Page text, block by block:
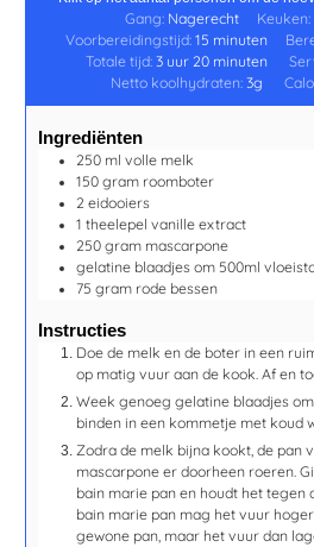
Gang: Nagerecht Keuken:
Voorbereidingstijd: 15 minuten
Totale tijd: 3 uur 20 minuten
Netto koolhydraten: 3g
Ingrediënten
250 ml volle melk
150 gram roomboter
2 eidooiers
1 theelepel vanille extract
250 gram mascarpone
gelatine blaadjes om 500ml
75 gram rode bessen
Instructies
Doe de melk en de boter in een
op matig vuur aan de kook. Af en
Week genoeg gelatine blaadjes
binden in een kommetje met koud
Zodra de melk bijna kookt, de pan
mascarpone er doorheen roeren.
bain marie pan en houdt het tegen
bain marie pan mag het vuur
gewone pan, maar het vuur dan